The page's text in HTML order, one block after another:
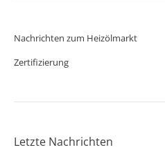
Nachrichten zum Heizölmarkt
Zertifizierung
Letzte Nachrichten